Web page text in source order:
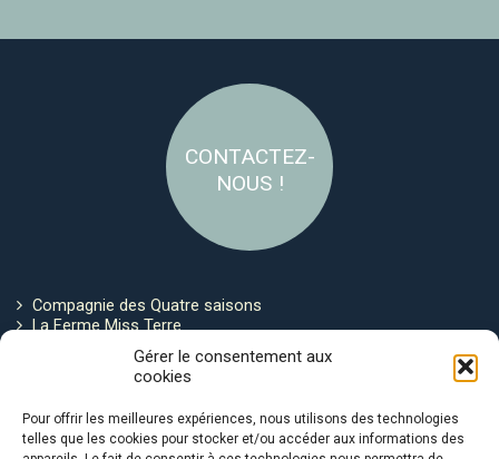
Gérer le consentement aux
cookies
Pour offrir les meilleures expériences, nous utilisons des technologies
telles que les cookies pour stocker et/ou accéder aux informations des
CONTACTEZ-
NOUS !
Compagnie des Quatre saisons
La Ferme Miss Terre
Politique de cookies